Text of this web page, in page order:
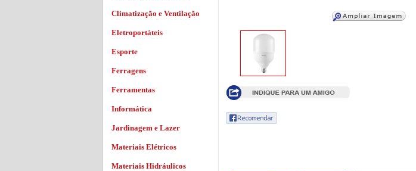
Climatização e Ventilação
Eletroportáteis
Esporte
Ferragens
Ferramentas
Informática
Jardinagem e Lazer
Materiais Elétricos
Materiais Hidráulicos